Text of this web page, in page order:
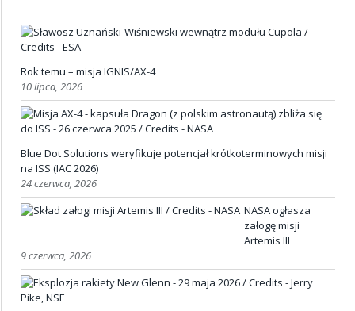
Rok temu – misja IGNIS/AX-4
10 lipca, 2026
Blue Dot Solutions weryfikuje potencjał krótkoterminowych misji
na ISS (IAC 2026)
24 czerwca, 2026
NASA ogłasza
załogę misji
Artemis III
9 czerwca, 2026